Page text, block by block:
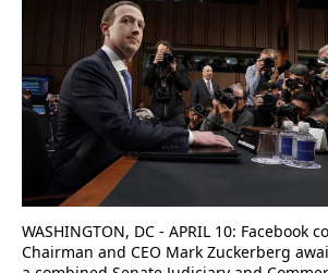
WASHINGTON, DC - APRIL 10: Facebook
Chairman and CEO Mark Zuckerberg